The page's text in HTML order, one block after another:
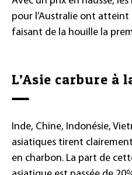
pour l’Australie ont atteint
faisant de la houille la
L’Asie carbure à
Inde, Chine, Indonésie,
asiatiques tirent
en charbon. La part de